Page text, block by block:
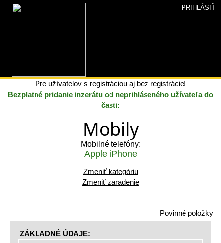
PRIHLÁSIŤ
Pre užívateľov s registráciou aj bez registrácie!
Bezplatné pridanie inzerátu od neprihláseného užívateľa do
časti:
Mobily
Mobilné telefóny:
Apple iPhone
Zmeniť kategóriu
Zmeniť zaradenie
Povinné položky
ZÁKLADNÉ ÚDAJE: